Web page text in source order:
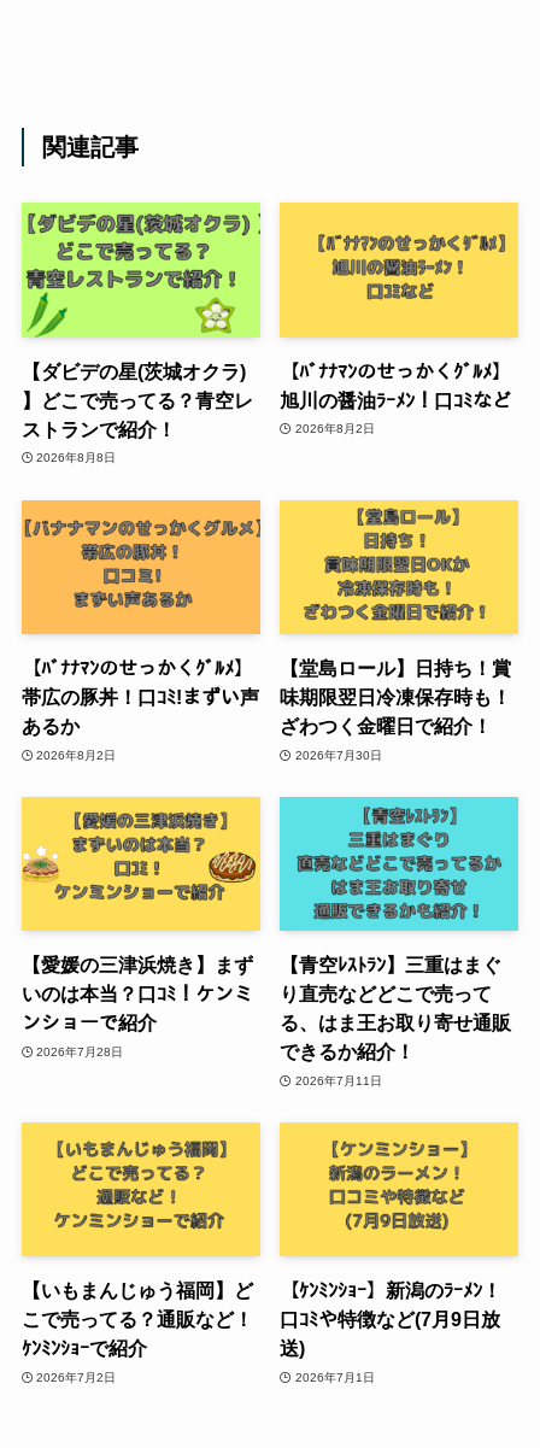
関連記事
【ダビデの星(茨城オクラ)
】どこで売ってる？青空レ
ストランで紹介！
2026年8月8日
【ﾊﾞﾅﾅﾏﾝのせっかくｸﾞﾙﾒ】
旭川の醤油ﾗｰﾒﾝ！口ｺﾐなど
2026年8月2日
【ﾊﾞﾅﾅﾏﾝのせっかくｸﾞﾙﾒ】
帯広の豚丼！口ｺﾐ!まずい声
あるか
2026年8月2日
【堂島ロール】日持ち！賞
味期限翌日冷凍保存時も！
ざわつく金曜日で紹介！
2026年7月30日
【愛媛の三津浜焼き】まず
いのは本当？口ｺﾐ！ケンミ
ンショーで紹介
2026年7月28日
【青空ﾚｽﾄﾗﾝ】三重はまぐ
り直売などどこで売って
る、はま王お取り寄せ通販
できるか紹介！
2026年7月11日
【いもまんじゅう福岡】ど
こで売ってる？通販など！
ｹﾝﾐﾝｼｮｰで紹介
2026年7月2日
【ｹﾝﾐﾝｼｮｰ】新潟のﾗｰﾒﾝ！
口ｺﾐや特徴など(7月9日放
送)
2026年7月1日